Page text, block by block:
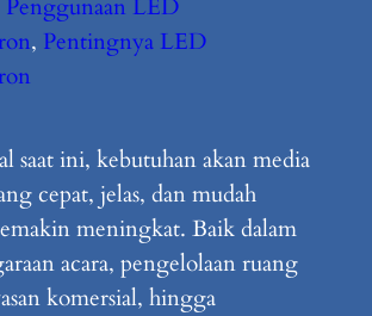
Penggunaan LED
, Pentingnya LED
saat ini, kebutuhan akan media
cepat, jelas, dan mudah
meningkat. Baik dalam
acara, pengelolaan ruang
komersial, hingga